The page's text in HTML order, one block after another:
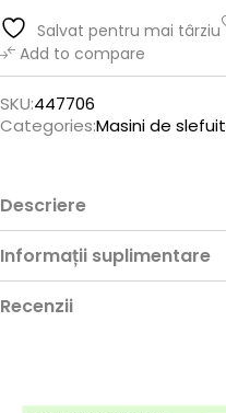
Salvat pentru mai târziu
Add to compare
SKU:447706
Categories:Masini de slefuit
Descriere
Informații suplimentare
Recenzii